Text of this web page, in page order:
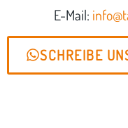
E-Mail:
SCHREIBE